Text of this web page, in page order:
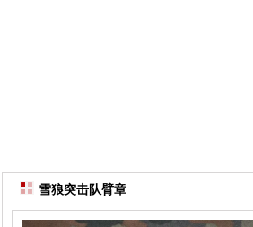
雪狼突击队臂章